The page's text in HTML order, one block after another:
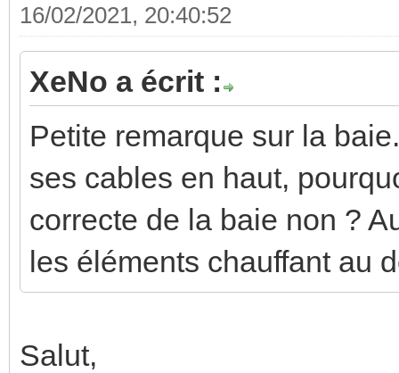
16/02/2021, 20:40:52
XeNo a écrit :
Petite remarque sur la
ses cables en haut,
correcte de la baie non ?
les éléments chauffant au
Salut,